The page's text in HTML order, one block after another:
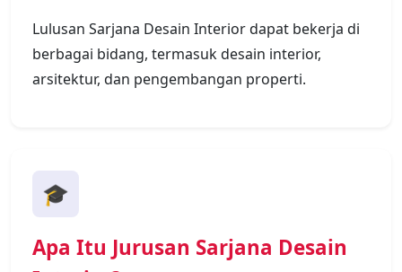
Lulusan Sarjana Desain Interior dapat bekerja di
berbagai bidang, termasuk desain interior,
arsitektur, dan pengembangan properti.
🎓
Apa Itu Jurusan Sarjana Desain